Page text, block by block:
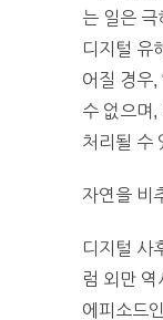
는 일은 극
디지털 유
어질 경우,
수 없으며,
처리될 수
자연을 비
디지털 사
럼 외만
에피소드